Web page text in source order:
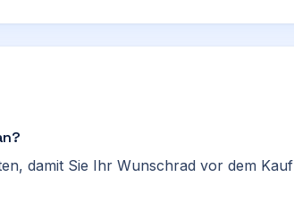
damit Sie Ihr Wunschrad vor dem Kauf